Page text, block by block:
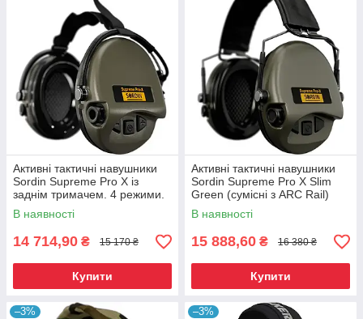
Активні тактичні навушники
Sordin Supreme Pro X із
заднім тримачем. 4 режими.
Green (Зелений)
В наявності
14 714,90 ₴ 15 170 ₴
Купити
Активні тактичні навушники
Sordin Supreme Pro X Slim
Green (сумісні з ARC Rail)
В наявності
15 888,60 ₴ 16 380 ₴
Купити
–3% –3%